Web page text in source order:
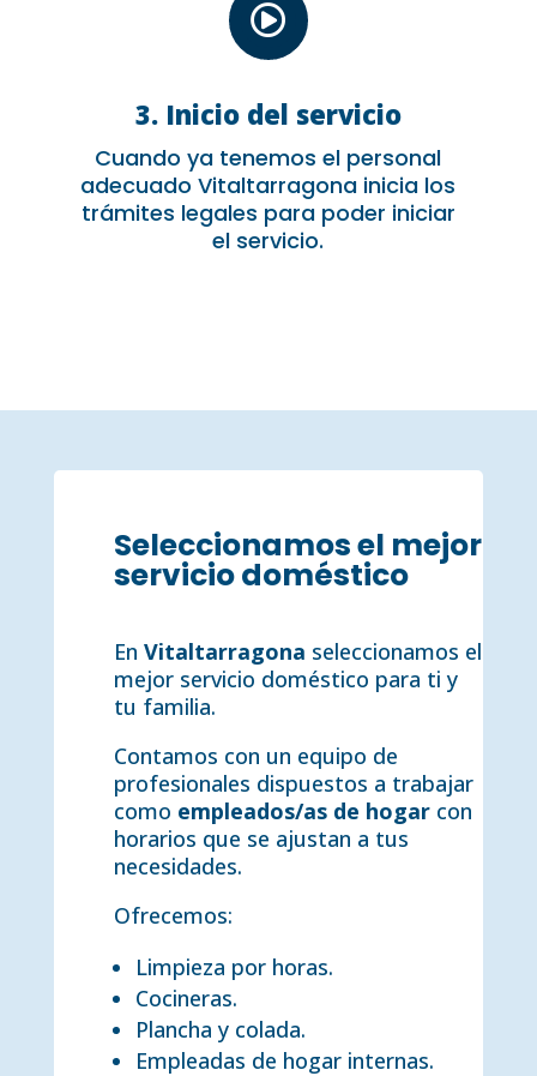

3. Inicio del servicio
Cuando ya tenemos el personal
adecuado Vitaltarragona inicia los
trámites legales para poder iniciar
el servicio.
Seleccionamos el mejor
servicio doméstico
En Vitaltarragona seleccionamos el
mejor servicio doméstico para ti y
tu familia.
Contamos con un equipo de
profesionales dispuestos a trabajar
como empleados/as de hogarcon
horarios que se ajustan a tus
necesidades.
Ofrecemos:
Limpieza por horas.
Cocineras.
Plancha y colada.
Empleadas de hogar internas.